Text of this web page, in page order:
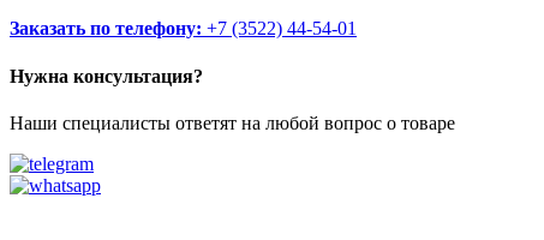
Заказать по телефону: +7 (3522) 44-54-01
Нужна консультация?
Наши специалисты ответят на любой вопрос о товаре